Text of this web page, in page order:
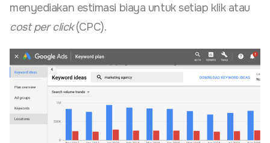
menyediakan estimasi biaya untuk setiap klik atau
cost per click(CPC).